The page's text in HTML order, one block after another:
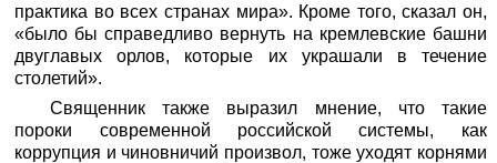
практика во всех странах мира». Кроме того, сказал он,
«было бы справедливо вернуть на кремлевские башни
двуглавых орлов, которые их украшали в течение
столетий».
Священник также выразил мнение, что такие
пороки современной российской системы, как
коррупция и чиновничий произвол, тоже уходят корнями